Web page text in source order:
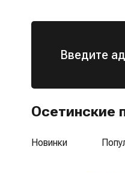
Введите
Осетинские
Новинки